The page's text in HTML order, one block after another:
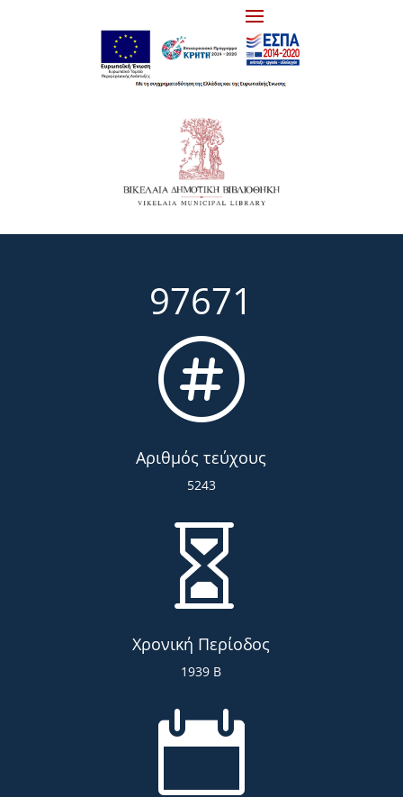
97671

Αριθμός τεύχους
5243

Χρονική Περίοδος
1939 Β
